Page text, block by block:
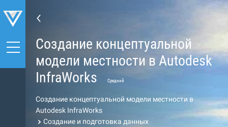
Создание концептуальной
модели местности в Autodesk
InfraWorks
Средний
Создание концептуальной модели местности в
Autodesk InfraWorks
Создание и подготовка данных